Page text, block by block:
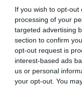
If you wish to opt-
processing of your
targeted advertising
section to confirm
opt-out request is
interest-based ads
us or personal
your opt-out. You
φυλλωσιές του
βρίσκουν
μυριάδες
κρυμμένο το
Τσουκαλαριά της